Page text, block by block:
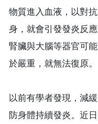
物質進入血液，以對
身，就會引發發炎反
腎臟與大腦等器官可
於嚴重，就無法復原。
以前有學者發現，減
防身體持續發炎。近